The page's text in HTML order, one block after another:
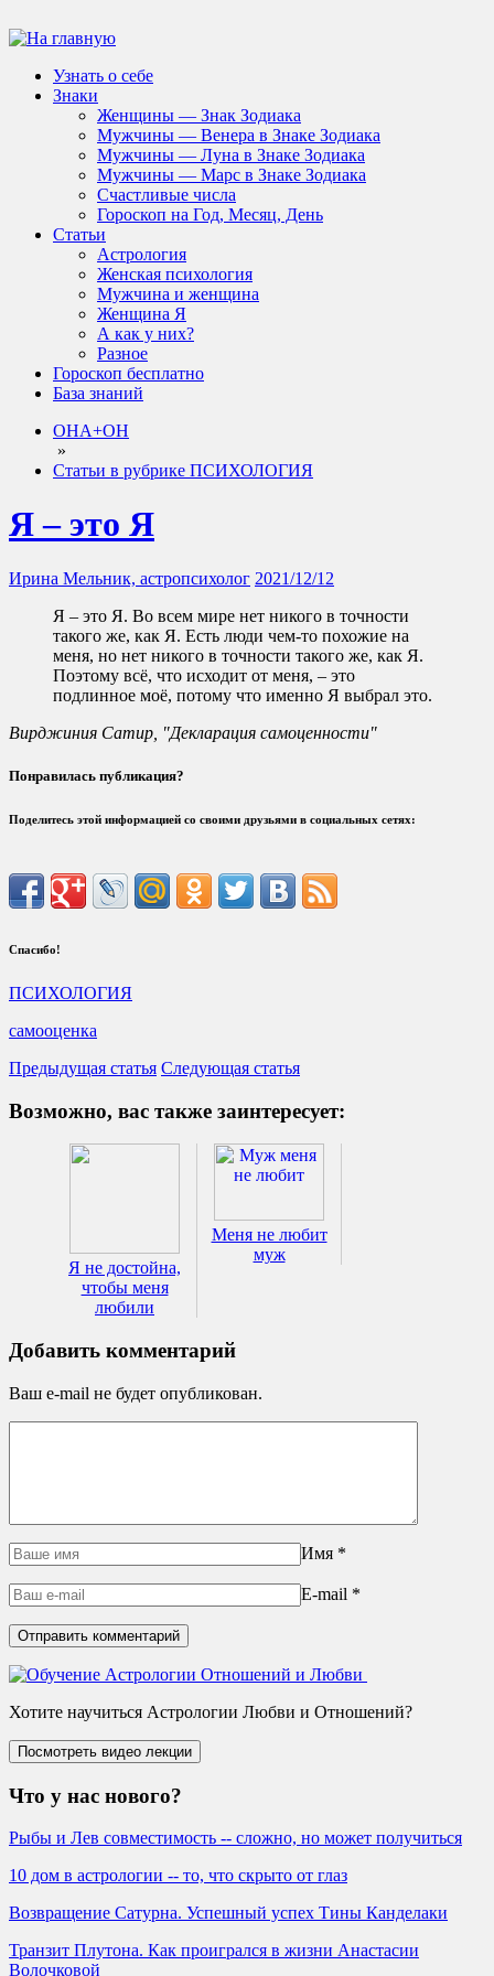
Узнать о себе
Знаки
Женщины — Знак Зодиака
Мужчины — Венера в Знаке Зодиака
Мужчины — Луна в Знаке Зодиака
Мужчины — Марс в Знаке Зодиака
Счастливые числа
Гороскоп на Год, Месяц, День
Статьи
Астрология
Женская психология
Мужчина и женщина
Женщина Я
А как у них?
Разное
Гороскоп бесплатно
База знаний
ОНА+ОН
»
Статьи в рубрике ПСИХОЛОГИЯ
Я – это Я
Ирина Мельник, астропсихолог 2021/12/12
Я – это Я. Во всем мире нет никого в точности
такого же, как Я. Есть люди чем-то похожие на
меня, но нет никого в точности такого же, как Я.
Поэтому всё, что исходит от меня, – это
подлинное моё, потому что именно Я выбрал это.
Вирджиния Сатир, "Декларация самоценности"
Понравилась публикация?
Поделитесь этой информацией со своими друзьями в социальных сетях:
Спасибо!
ПСИХОЛОГИЯ
самооценка
Предыдущая статья Следующая статья
Возможно, вас также заинтересует:
Я не достойна,
чтобы меня
любили
Меня не любит
муж
Добавить комментарий
Ваш e-mail не будет опубликован.
Имя *
E-mail *
Хотите научиться Астрологии Любви и Отношений?
Что у нас нового?
Рыбы и Лев совместимость -- сложно, но может получиться
10 дом в астрологии -- то, что скрыто от глаз
Возвращение Сатурна. Успешный успех Тины Канделаки
Транзит Плутона. Как проигрался в жизни Анастасии
Волочковой